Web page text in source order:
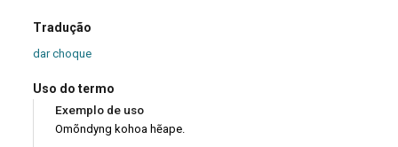
Tradução
dar choque
Uso do termo
Exemplo de uso
Omõndyng kohoa hẽape.